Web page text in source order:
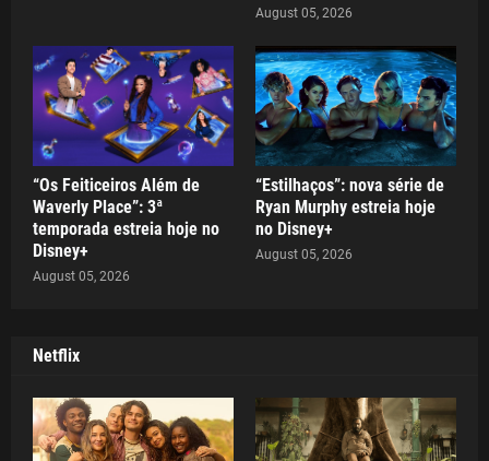
August 05, 2026
“Os Feiticeiros Além de
Waverly Place”: 3ª
temporada estreia hoje no
Disney+
August 05, 2026
“Estilhaços”: nova série de
Ryan Murphy estreia hoje
no Disney+
August 05, 2026
Netflix